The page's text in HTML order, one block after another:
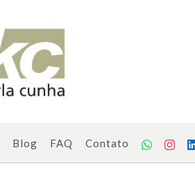
Blog FAQ Contato